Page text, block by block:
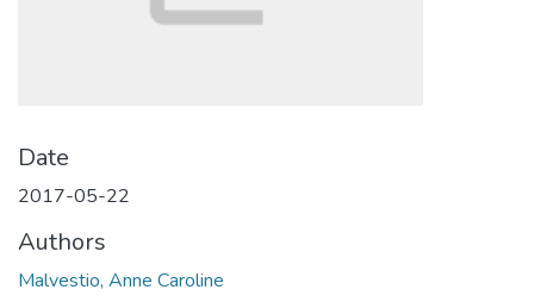
Date
2017-05-22
Authors
Malvestio, Anne Caroline